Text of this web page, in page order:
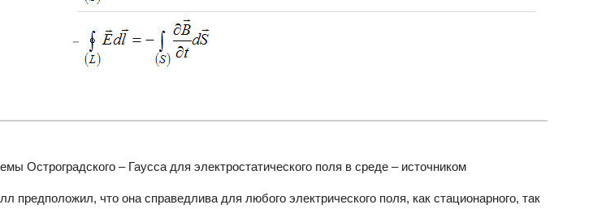
−
Остроградского – Гаусса для электростатического поля в среде – источником
что она справедлива для любого электрического поля, как стационарного, так